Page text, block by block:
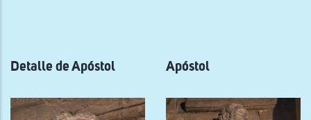
navegación
Detalle de Apóstol Apóstol